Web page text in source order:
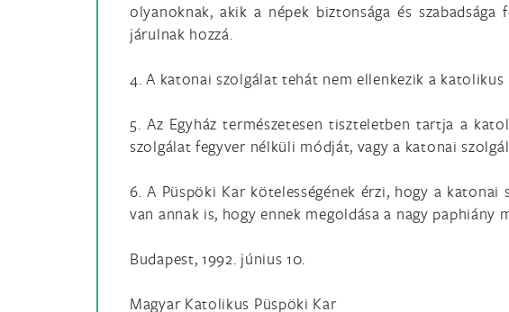
olyanoknak, akik a népek biztonsága és
járulnak hozzá.
4. A katonai szolgálat tehát nem ellenkezik a
5. Az Egyház természetesen tiszteletben tartja a
szolgálat fegyver nélküli módját, vagy a katonai
6. A Püspöki Kar kötelességének érzi, hogy a
van annak is, hogy ennek megoldása a nagy
Budapest, 1992. június 10.
Magyar Katolikus Püspöki Kar